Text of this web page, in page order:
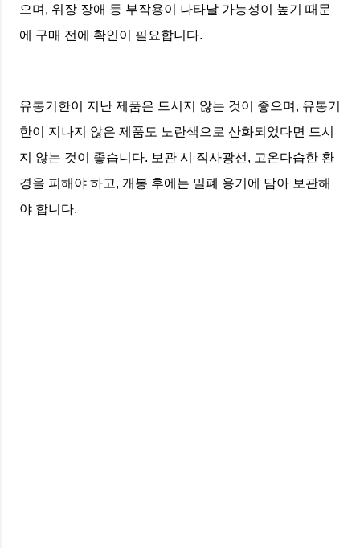
으며, 위장 장애 등 부작용이 나타날 가능성이 높기 때문
에 구매 전에 확인이 필요합니다.
유통기한이 지난 제품은 드시지 않는 것이 좋으며, 유통기
한이 지나지 않은 제품도 노란색으로 산화되었다면 드시
지 않는 것이 좋습니다. 보관 시 직사광선, 고온다습한 환
경을 피해야 하고, 개봉 후에는 밀폐 용기에 담아 보관해
야 합니다.